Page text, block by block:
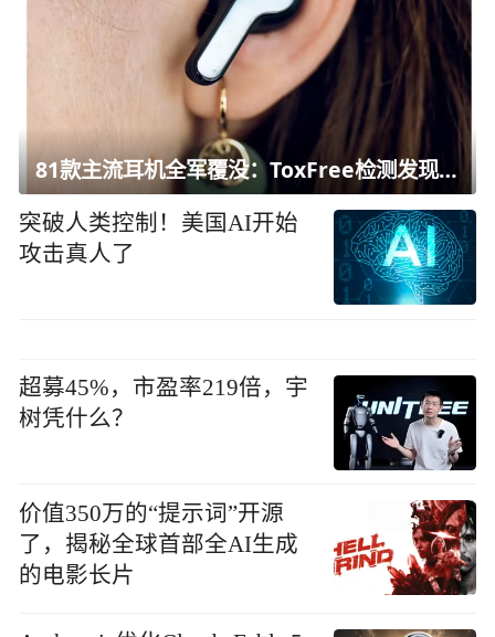
81款主流耳机全军覆没：ToxFree检测发现均含对人体有害化学物质
突破人类控制！美国AI开始
攻击真人了
超募45%，市盈率219倍，宇
树凭什么？
价值350万的“提示词”开源
了，揭秘全球首部全AI生成
的电影长片